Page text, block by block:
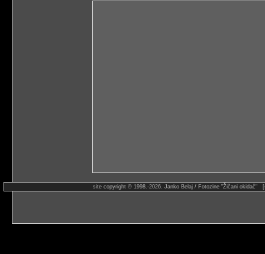
site copyright © 1998.-2026. Janko Belaj / Fotozine "Žičani okidač"